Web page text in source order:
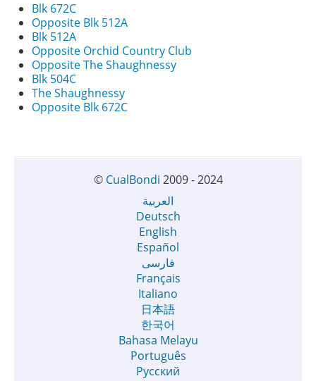
Blk 672C
Opposite Blk 512A
Blk 512A
Opposite Orchid Country Club
Opposite The Shaughnessy
Blk 504C
The Shaughnessy
Opposite Blk 672C
© CualBondi 2009 - 2024
العربية
Deutsch
English
Español
فارسی
Français
Italiano
日本語
한국어
Bahasa Melayu
Português
Русский